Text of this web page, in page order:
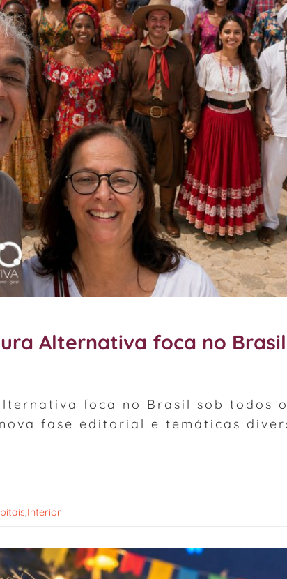
Alternativa foca no Brasil
foca no Brasil sob todos
fase editorial e temáticas
,Interior